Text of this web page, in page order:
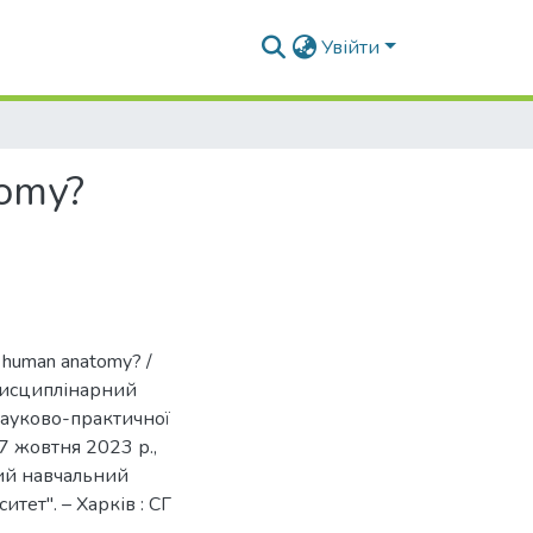
Увійти
anatomy? /
практичної
жовтня 2023 р.,
навчальний
– Харків : СГ